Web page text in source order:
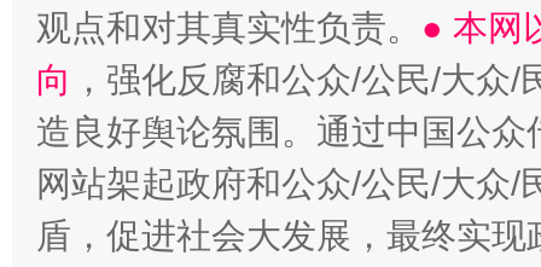
观点和对其真实性负责。 ● 本网
向 ，强化反腐和公众/公民/大众
造良好舆论氛围。通过中国公
网站架起政府和公众/公民/大众
盾，促进社会大发展，最终实